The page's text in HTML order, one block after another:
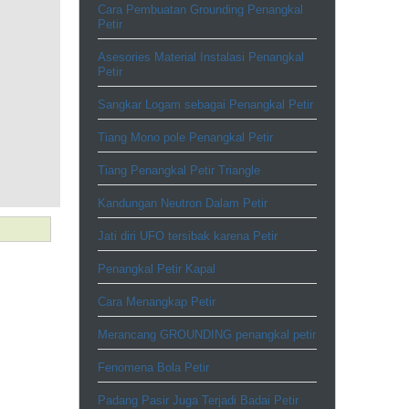
Cara Pembuatan Grounding Penangkal
Petir
Asesories Material Instalasi Penangkal
Petir
Sangkar Logam sebagai Penangkal Petir
Tiang Mono pole Penangkal Petir
Tiang Penangkal Petir Triangle
Kandungan Neutron Dalam Petir
Jati diri UFO tersibak karena Petir
Penangkal Petir Kapal
Cara Menangkap Petir
Merancang GROUNDING penangkal petir
Fenomena Bola Petir
Padang Pasir Juga Terjadi Badai Petir